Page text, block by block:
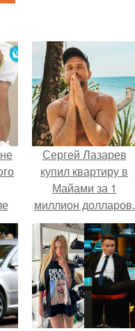
Сергей Лазарев
купил квартиру в
Майами за 1
миллион долларов.